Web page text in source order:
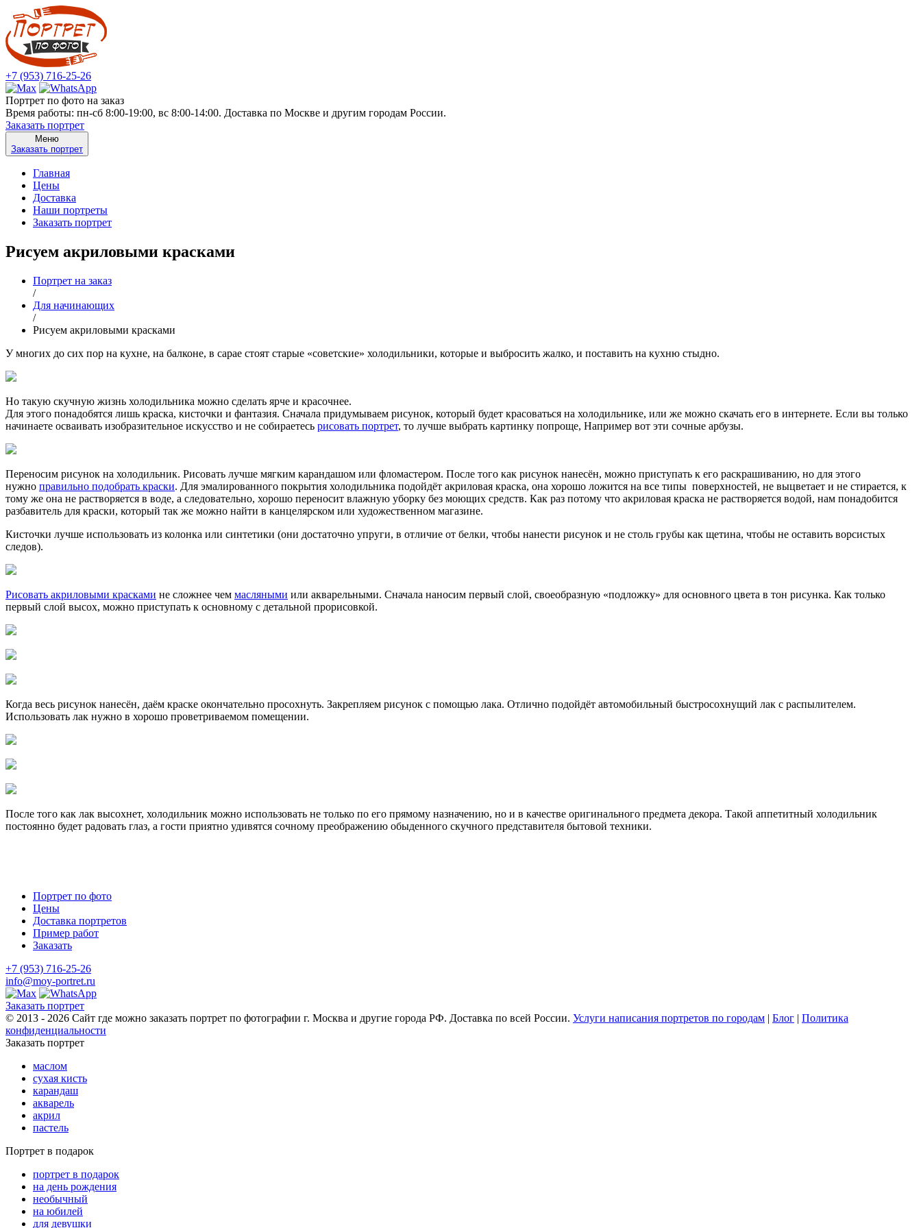
+7 (953) 716-25-26
Портрет по фото на заказ
Время работы: пн-сб 8:00-19:00, вс 8:00-14:00. Доставка по Москве и другим городам России.
Заказать портрет
Меню
Заказать портрет
Главная
Цены
Доставка
Наши портреты
Заказать портрет
Рисуем акриловыми красками
Портрет на заказ
/
Для начинающих
/
Рисуем акриловыми красками
У многих до сих пор на кухне, на балконе, в сарае стоят старые «советские» холодильники, которые и выбросить жалко, и поставить на кухню стыдно.
Но такую скучную жизнь холодильника можно сделать ярче и красочнее.
Для этого понадобятся лишь краска, кисточки и фантазия. Сначала придумываем рисунок, который будет красоваться на холодильнике, или же можно скачать его в интернете. Если вы только
начинаете осваивать изобразительное искусство и не собираетесь рисовать портрет, то лучше выбрать картинку попроще, Например вот эти сочные арбузы.
Переносим рисунок на холодильник. Рисовать лучше мягким карандашом или фломастером. После того как рисунок нанесён, можно приступать к его раскрашиванию, но для этого
нужно правильно подобрать краски. Для эмалированного покрытия холодильника подойдёт акриловая краска, она хорошо ложится на все типы поверхностей, не выцветает и не стирается, к
тому же она не растворяется в воде, а следовательно, хорошо переносит влажную уборку без моющих средств. Как раз потому что акриловая краска не растворяется водой, нам понадобится
разбавитель для краски, который так же можно найти в канцелярском или художественном магазине.
Кисточки лучше использовать из колонка или синтетики (они достаточно упруги, в отличие от белки, чтобы нанести рисунок и не столь грубы как щетина, чтобы не оставить ворсистых
следов).
Рисовать акриловыми красками не сложнее чем масляными или акварельными. Сначала наносим первый слой, своеобразную «подложку» для основного цвета в тон рисунка. Как только
первый слой высох, можно приступать к основному с детальной прорисовкой.
Когда весь рисунок нанесён, даём краске окончательно просохнуть. Закрепляем рисунок с помощью лака. Отлично подойдёт автомобильный быстросохнущий лак с распылителем.
Использовать лак нужно в хорошо проветриваемом помещении.
После того как лак высохнет, холодильник можно использовать не только по его прямому назначению, но и в качестве оригинального предмета декора. Такой аппетитный холодильник
постоянно будет радовать глаз, а гости приятно удивятся сочному преображению обыденного скучного представителя бытовой техники.
Портрет по фото
Цены
Доставка портретов
Пример работ
Заказать
+7 (953) 716-25-26
info@moy-portret.ru
Заказать портрет
© 2013 - 2026 Сайт где можно заказать портрет по фотографии г. Москва и другие города РФ. Доставка по всей России. Услуги написания портретов по городам | Блог | Политика
конфиденциальности
Заказать портрет
маслом
сухая кисть
карандаш
акварель
акрил
пастель
Портрет в подарок
портрет в подарок
на день рождения
необычный
на юбилей
для девушки